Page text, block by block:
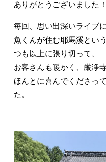
ありがとうございました！
毎回、思い出深いライブ
魚くんが住む耶馬溪とい
つも以上に張り切って、
お客さんも暖かく、厳浄
ほんとに喜んでくださっ
た。